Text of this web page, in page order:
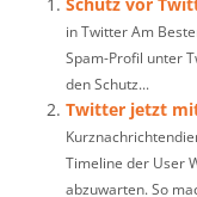
in Twitter Am
Spam-Profil unter
den Schutz...
Twitter jetzt
Timeline der User
abzuwarten. So